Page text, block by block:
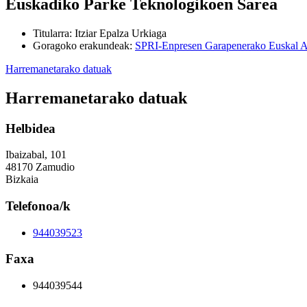
Euskadiko Parke Teknologikoen Sarea
Titularra: Itziar Epalza Urkiaga
Goragoko erakundeak: SPRI-Enpresen Garapenerako Euskal
Harremanetarako datuak
Harremanetarako datuak
Helbidea
Ibaizabal, 101
48170 Zamudio
Bizkaia
Telefonoa/k
944039523
Faxa
944039544